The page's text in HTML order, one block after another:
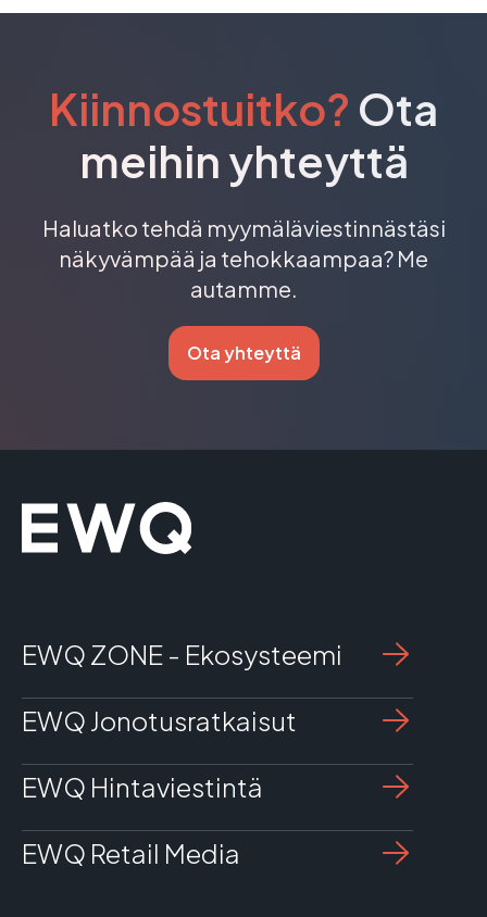
Kiinnostuitko? Ota
meihin yhteyttä
Haluatko tehdä myymäläviestinnästäsi
näkyvämpää ja tehokkaampaa? Me
autamme.
Ota yhteyttä
EWQ ZONE - Ekosysteemi
EWQ Jonotusratkaisut
EWQ Hintaviestintä
EWQ Retail Media